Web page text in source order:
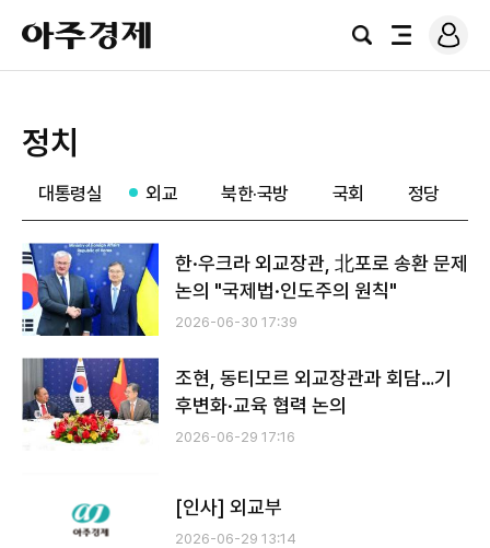
아
주
경
검
전
로
그
정치
대통령실 외교 북한·국방 국회 정당
한·우크라 외교장관, 北포로 송환 문제
논의 "국제법·인도주의 원칙"
2026-06-30 17:39
조현, 동티모르 외교장관과 회담…기
후변화·교육 협력 논의
2026-06-29 17:16
[인사] 외교부
2026-06-29 13:14